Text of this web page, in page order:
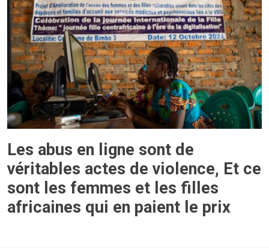
Les abus en ligne sont de
véritables actes de violence, Et ce
sont les femmes et les filles
africaines qui en paient le prix